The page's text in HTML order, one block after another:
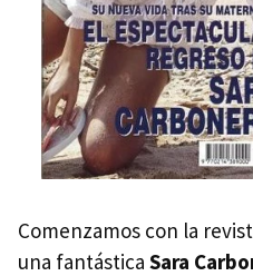
Comenzamos con la
una fantástica Sara